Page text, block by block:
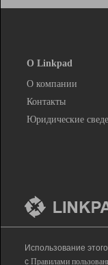
О Linkpad
О компании
Контакты
Юридические
Использование
с Правилами